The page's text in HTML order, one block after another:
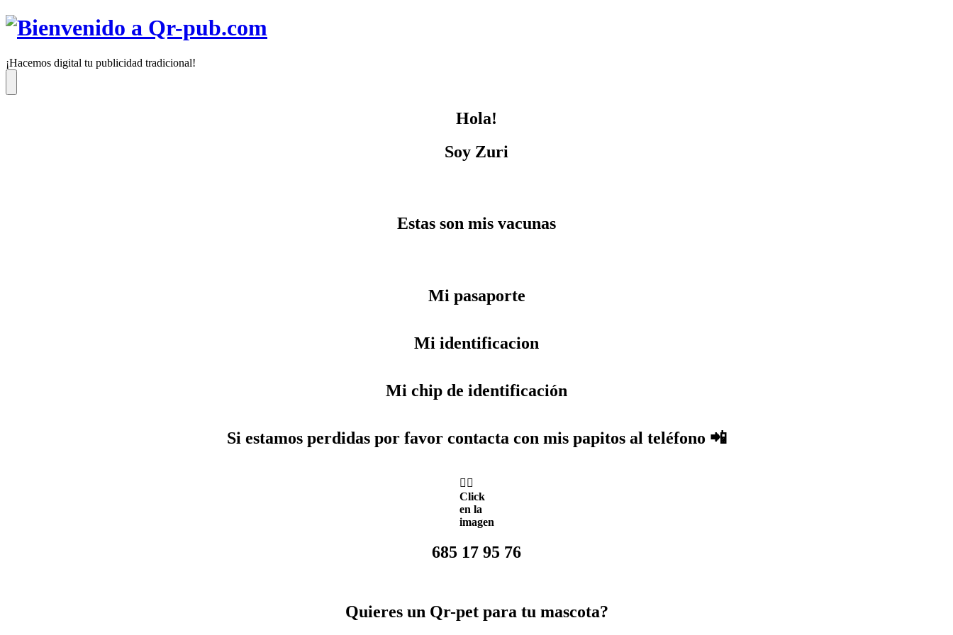
Saltar
¡Hacemos digital tu publicidad tradicional!
Menú
Hola!
Soy Zuri
Estas son mis vacunas
Mi pasaporte
Mi identificacion
Mi chip de identificación
Si estamos perdidas por favor contacta con mis papitos al teléfono 📲
👆🏼
Click
en la
imagen
685 17 95 76
Quieres un Qr-pet para tu mascota?